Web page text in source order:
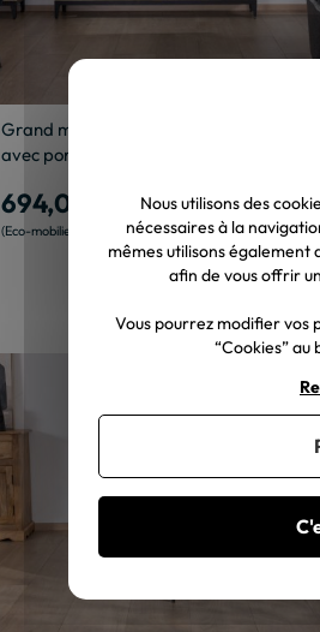
Grand meuble TV bicolore en manguier
avec portes, niches et tiroirs "Bocca"
694,00 €
Nous utilisons des
nécessaires à la
mêmes utilisons
afin de vous offrir
Vous pourrez modifier vos
“Cookies” au